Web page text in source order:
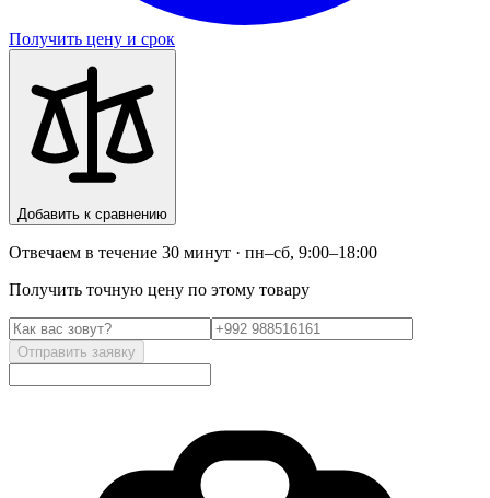
Получить цену и срок
Добавить к сравнению
Отвечаем в течение 30 минут · пн–сб, 9:00–18:00
Получить точную цену по этому товару
Отправить заявку